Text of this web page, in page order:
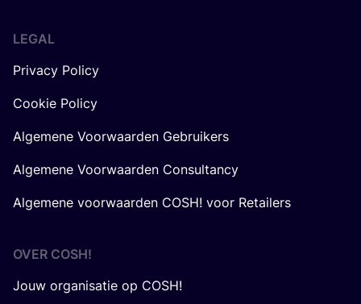
LEGAL
Privacy Policy
Cookie Policy
Algemene Voorwaarden Gebruikers
Algemene Voorwaarden Consultancy
Algemene voorwaarden COSH! voor Retailers
OVER COSH!
Jouw organisatie op COSH!